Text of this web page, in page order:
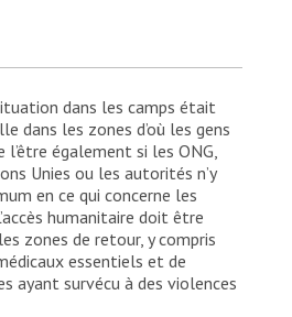
dans les camps était
dans les zones d’où les gens
également si les ONG,
Unies ou les autorités n’y
en ce qui concerne les
humanitaire doit être
zones de retour, y compris
essentiels et de
ayant survécu à des violences